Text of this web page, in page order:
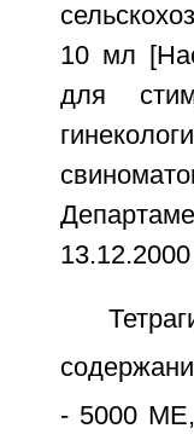
10 мл
для
- 5000